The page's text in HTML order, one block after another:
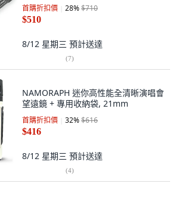
首購折扣價 28%$710
$510
8/12 星期三 預計送達
(7)
NAMORAPH 迷你高性能全清晰演唱會
望遠鏡 + 專用收納袋, 21mm
首購折扣價 32%$616
$416
8/12 星期三 預計送達
(4)